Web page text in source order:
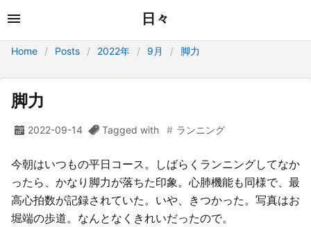
日々
Home Posts 2022年 9月 脚力
脚力
2022-09-14 Tagged with ランニング
今朝はいつもの平日コース。しばらくランニングしてなか
ったら、かなり脚力が落ちた印象。心肺機能も同様で、最
高心拍数が記録されていた。いや、きつかった。写真はお
堀端の歩道。なんとなくきれいだったので。